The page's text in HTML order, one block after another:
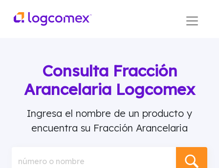
Consulta Fracción
Arancelaria Logcomex
Ingresa el nombre de un producto y
encuentra su Fracción Arancelaria
número o nombre